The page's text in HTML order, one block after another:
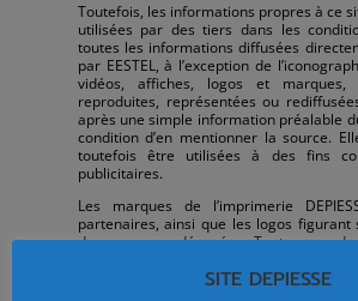
Toutefois, les informations propres à ce
utilisées par des tiers dans les
toutes les informations diffusées
par EESTEL, à l’exception de
vidéos, affiches, logos et marques,
reproduites, représentées ou
après une simple information préalable
condition d’en mentionner la source.
toutefois être utilisées à des fins
publicitaires.
Les marques de l’imprimerie
partenaires, ainsi que les logos
des marques déposées. Toute
partir des éléments du site sans
SITE DEPIESSE